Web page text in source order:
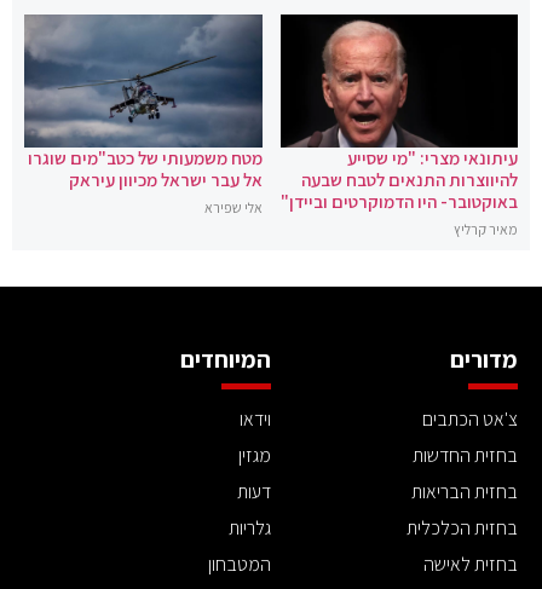
עיתונאי מצרי: "מי שסייע
להיווצרות התנאים לטבח שבעה
באוקטובר- היו הדמוקרטים וביידן"
מאיר קרליץ
מטח משמעותי של כטב"מים שוגרו
אל עבר ישראל מכיוון עיראק
אלי שפירא
מדורים
צ'אט הכתבים
בחזית החדשות
בחזית הבריאות
בחזית הכלכלית
בחזית לאישה
המיוחדים
וידאו
מגזין
דעות
גלריות
המטבחון